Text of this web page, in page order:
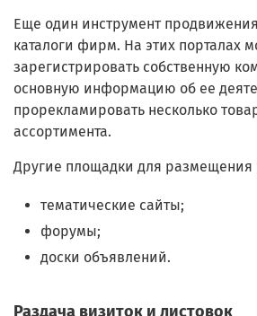
Еще один инструмент
каталоги фирм. На этих порталах
зарегистрировать собственную
основную информацию об ее
прорекламировать несколько
ассортимента.
Другие площадки для размещения
тематические сайты;
форумы;
доски объявлений.
Раздача визиток и листовок